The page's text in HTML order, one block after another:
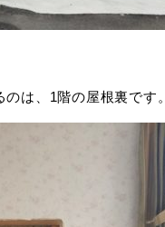
は、1階の屋根裏です。